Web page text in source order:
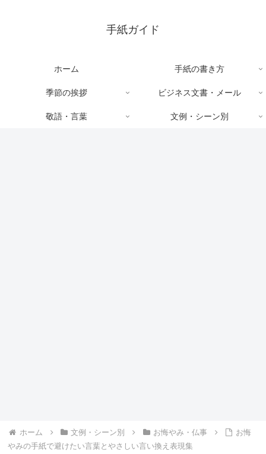
手紙ガイド
ホーム 手紙の書き方
季節の挨拶 ビジネス文書・メール
敬語・言葉 文例・シーン別
ホーム 文例・シーン別 お悔やみ・仏事
お悔
やみの手紙で避けたい言葉とやさしい言い換え表現集